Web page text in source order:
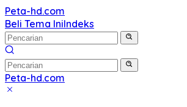
Langsung
ke
konten
Peta-hd.com
Kumpulan
Gambar
Peta
HD
Beli Tema IniIndeks
Peta-hd.com
Kumpulan